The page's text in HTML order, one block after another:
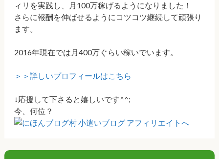
ィリを実践し、月100万稼げるようになりました！
さらに報酬を伸ばせるようにコツコツ継続して頑張り
ます。
2016年現在では月400万ぐらい稼いでいます。
＞＞詳しいプロフィールはこちら
↓応援して下さると嬉しいです^^;
今、何位？